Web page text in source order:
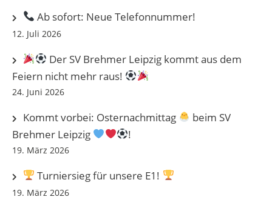
Ab sofort: Neue Telefonnummer!
12. Juli 2026
Der SV Brehmer Leipzig kommt aus dem
Feiern nicht mehr raus!
24. Juni 2026
Kommt vorbei: Osternachmittag
beim SV
Brehmer Leipzig
!
19. März 2026
Turniersieg für unsere E1!
19. März 2026